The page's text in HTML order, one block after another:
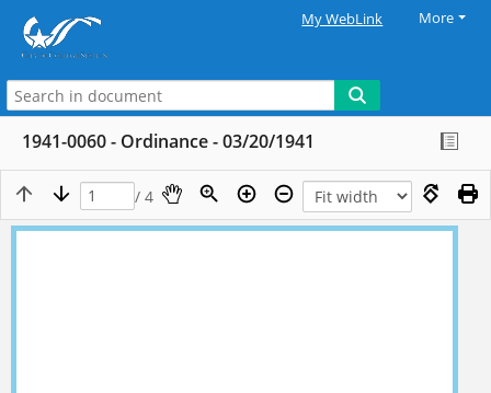
My WebLink More
1941-0060 - Ordinance - 03/20/1941
/ 4